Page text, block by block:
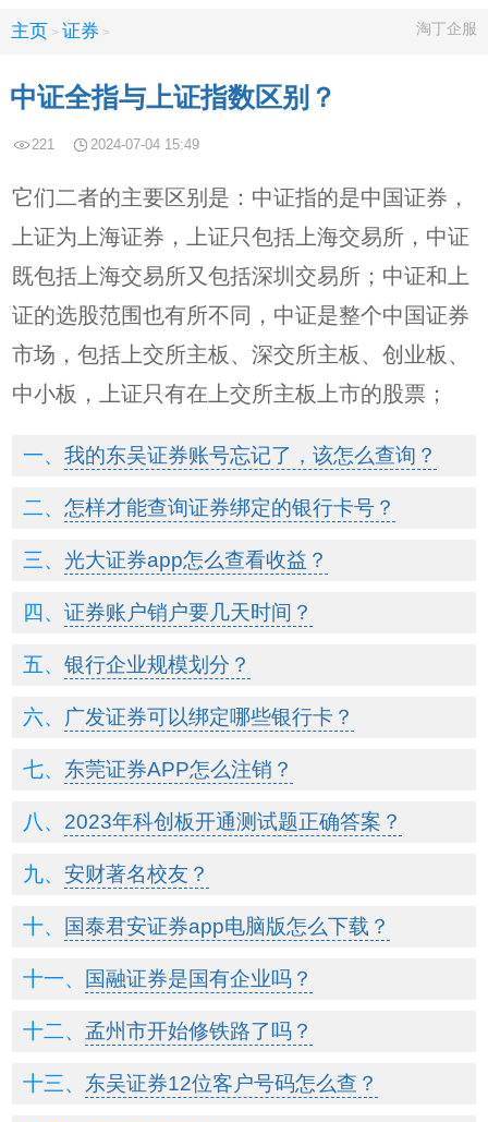
主页 > 证券 > 淘丁企服
中证全指与上证指数区别？
221 2024-07-04 15:49
它们二者的主要区别是：中证指的是中国证券，
上证为上海证券，上证只包括上海交易所，中证
既包括上海交易所又包括深圳交易所；中证和上
证的选股范围也有所不同，中证是整个中国证券
市场，包括上交所主板、深交所主板、创业板、
中小板，上证只有在上交所主板上市的股票；
我的东吴证券账号忘记了，该怎么查询？
怎样才能查询证券绑定的银行卡号？
光大证券app怎么查看收益？
证券账户销户要几天时间？
银行企业规模划分？
广发证券可以绑定哪些银行卡？
东莞证券APP怎么注销？
2023年科创板开通测试题正确答案？
安财著名校友？
国泰君安证券app电脑版怎么下载？
国融证券是国有企业吗？
孟州市开始修铁路了吗？
东吴证券12位客户号码怎么查？